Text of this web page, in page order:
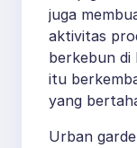
juga
aktivitas
berkebun di
itu
yang
Urban